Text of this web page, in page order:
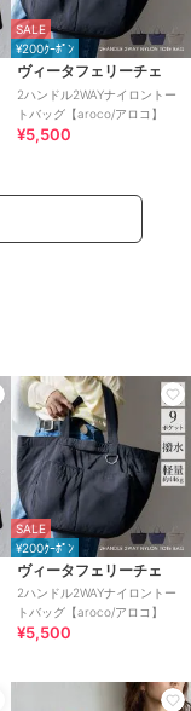
SALE
¥200ｸｰﾎﾟﾝ
ヴィータフェリーチェ
2ハンドル2WAYナイロントー
トバッグ【aroco/アロコ】
¥5,500
SALE
¥200ｸｰﾎﾟﾝ
ヴィータフェリーチェ
2ハンドル2WAYナイロントー
トバッグ【aroco/アロコ】
¥5,500